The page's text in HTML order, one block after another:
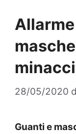
28/05/2020
Guanti e